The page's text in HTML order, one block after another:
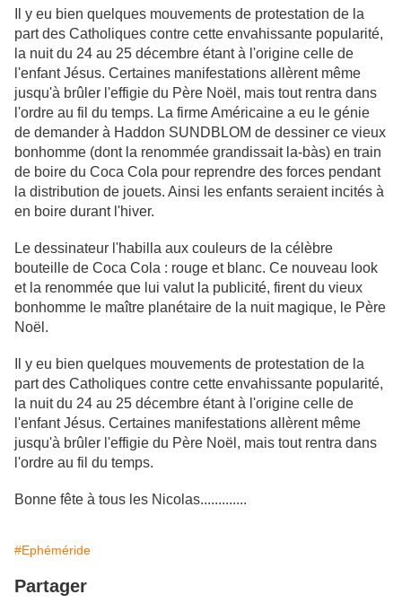
Il y eu bien quelques mouvements de protestation de la
part des Catholiques contre cette envahissante popularité,
la nuit du 24 au 25 décembre étant à l'origine celle de
l'enfant Jésus. Certaines manifestations allèrent même
jusqu'à brûler l'effigie du Père Noël, mais tout rentra dans
l'ordre au fil du temps. La firme Américaine a eu le génie
de demander à Haddon SUNDBLOM de dessiner ce vieux
bonhomme (dont la renommée grandissait la-bàs) en train
de boire du Coca Cola pour reprendre des forces pendant
la distribution de jouets. Ainsi les enfants seraient incités à
en boire durant l'hiver.
Le dessinateur l'habilla aux couleurs de la célèbre
bouteille de Coca Cola : rouge et blanc. Ce nouveau look
et la renommée que lui valut la publicité, firent du vieux
bonhomme le maître planétaire de la nuit magique, le Père
Noël.
Il y eu bien quelques mouvements de protestation de la
part des Catholiques contre cette envahissante popularité,
la nuit du 24 au 25 décembre étant à l'origine celle de
l'enfant Jésus. Certaines manifestations allèrent même
jusqu'à brûler l'effigie du Père Noël, mais tout rentra dans
l'ordre au fil du temps.
Bonne fête à tous les Nicolas.............
#Ephéméride
Partager